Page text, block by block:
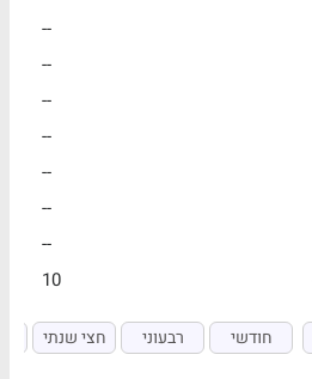
--
--
--
--
--
--
--
10
חודשי רבעוני חצי שנתי